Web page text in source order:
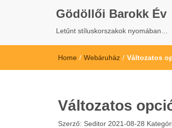
Gödöllői Barokk Év
Letűnt stíluskorszakok nyomában…
Home / Webáruház / Változatos
Változatos
Szerző: Seditor 2021-08-28